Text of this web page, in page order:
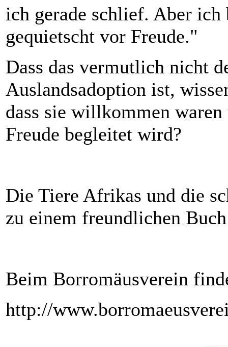
ich gerade schlief. Aber ich
gequietscht vor Freude."
Dass das vermutlich nicht
Auslandsadoption ist,
dass sie willkommen
Freude begleitet wird?
Die Tiere Afrikas und die
zu einem freundlichen
Beim Borromäusverein
http://